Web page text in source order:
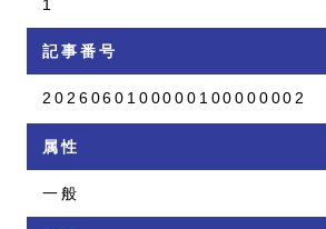
1
記事番号
2026060100000100000002
属性
一般